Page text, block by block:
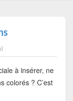
à insérer, ne
colorés ? C’est